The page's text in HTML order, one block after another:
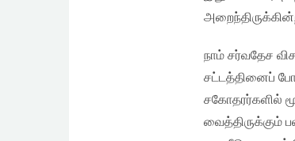
நாம் சர்வதேச
சட்டத்தினைப்
சகோதரர்களில்
வைத்திருக்கும்